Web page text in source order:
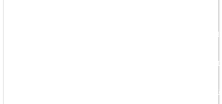
Fachspezifische
Train-The-Trainer